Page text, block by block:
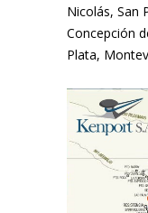
Nicolás, San
Concepción
Plata,